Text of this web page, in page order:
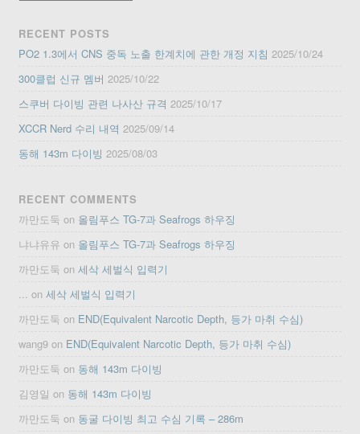
RECENT POSTS
PO2 1.3에서 CNS 중독 노출 한계치에 관한 개정 지침 2025/10/24
300클럽 신규 멤버 2025/10/22
스쿠버 다이빙 관련 나사산 규격 2025/10/17
XCCR Nerd 수리 내역 2025/09/14
동해 143m 다이빙 2025/08/03
RECENT COMMENTS
까만도둑 on 올림푸스 TG-7과 Seafrogs 하우징
냐냐유유 on 올림푸스 TG-7과 Seafrogs 하우징
까만도둑 on세삭 세벌식 입력기
... on세삭 세벌식 입력기
까만도둑 on END(Equivalent Narcotic Depth, 등가 마취 수심)
wang9 on END(Equivalent Narcotic Depth, 등가 마취 수심)
까만도둑 on 동해 143m 다이빙
김영일 on 동해 143m 다이빙
까만도둑 on 동굴 다이빙 최고 수심 기록 – 286m